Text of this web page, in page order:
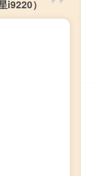
i9220）